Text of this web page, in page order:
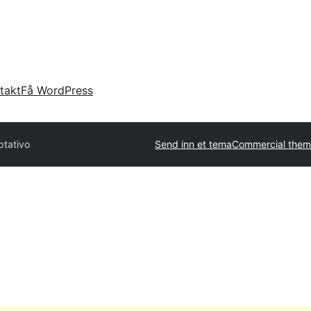
Få WordPress
Send inn et temaCommercial